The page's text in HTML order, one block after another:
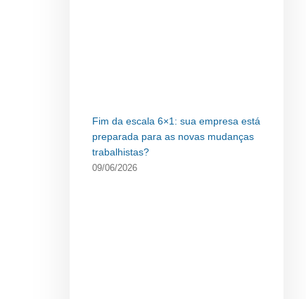
Fim da escala 6×1: sua empresa está
preparada para as novas mudanças
trabalhistas?
09/06/2026